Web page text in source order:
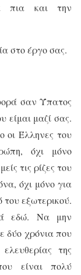
πια και την
στο έργο σας.
σαν Ύπατος
είμαι μαζί σας.
οι Έλληνες του
όχι μόνο
τις ρίζες του
όχι μόνο για
εξωτερικού.
εδώ. Να μην
δύο χρόνια που
της
είναι πολύ